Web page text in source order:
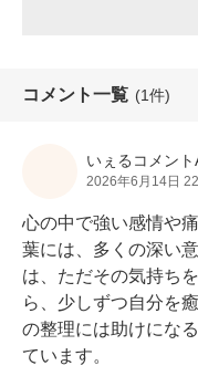
コメント一覧 (1件)
いぇるコメント
2026年6月14日
心の中で強い感情や
葉には、多くの深い
は、ただその気持ち
ら、少しずつ自分を
の整理には助けにな
ています。